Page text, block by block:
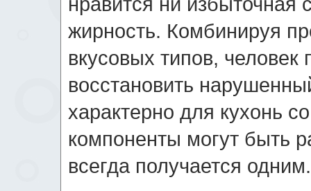
жирность. Комбинируя
вкусовых типов, человек
восстановить
характерно для кухонь
компоненты могут быть
всегда получается одним.